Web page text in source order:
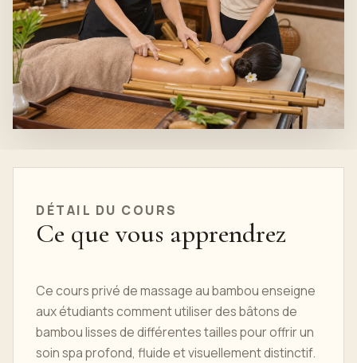
DÉTAIL DU COURS
Ce que vous apprendrez
Ce cours privé de massage au bambou enseigne
aux étudiants comment utiliser des bâtons de
bambou lisses de différentes tailles pour offrir un
soin spa profond, fluide et visuellement distinctif.